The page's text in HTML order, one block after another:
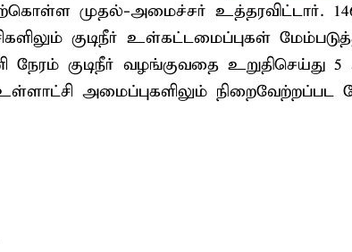
முதல்-அமைச்சர் உத்தரவிட்டார். 146
குடிநீர் உள்கட்டமைப்புகள்
நேரம் குடிநீர் வழங்குவதை உறுதிசெய்து
அமைப்புகளிலும்